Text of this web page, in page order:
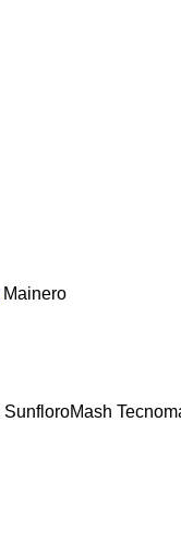
Mainero
SunfloroMash